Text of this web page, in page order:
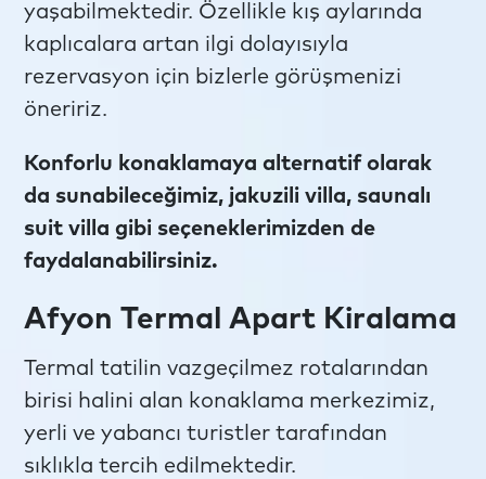
yaşabilmektedir. Özellikle kış aylarında
kaplıcalara artan ilgi dolayısıyla
rezervasyon için bizlerle görüşmenizi
öneririz.
Konforlu konaklamaya alternatif olarak
da sunabileceğimiz, jakuzili villa, saunalı
suit villa gibi seçeneklerimizden de
faydalanabilirsiniz.
Afyon Termal Apart Kiralama
Termal tatilin vazgeçilmez rotalarından
birisi halini alan konaklama merkezimiz,
yerli ve yabancı turistler tarafından
sıklıkla tercih edilmektedir.